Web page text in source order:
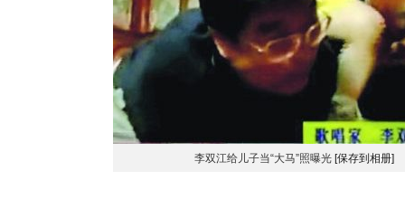
李双江给儿子当“大马”照曝光 [保存到相册]